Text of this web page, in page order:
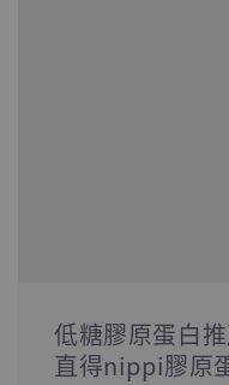
低糖膠原蛋白
直得nippi膠原